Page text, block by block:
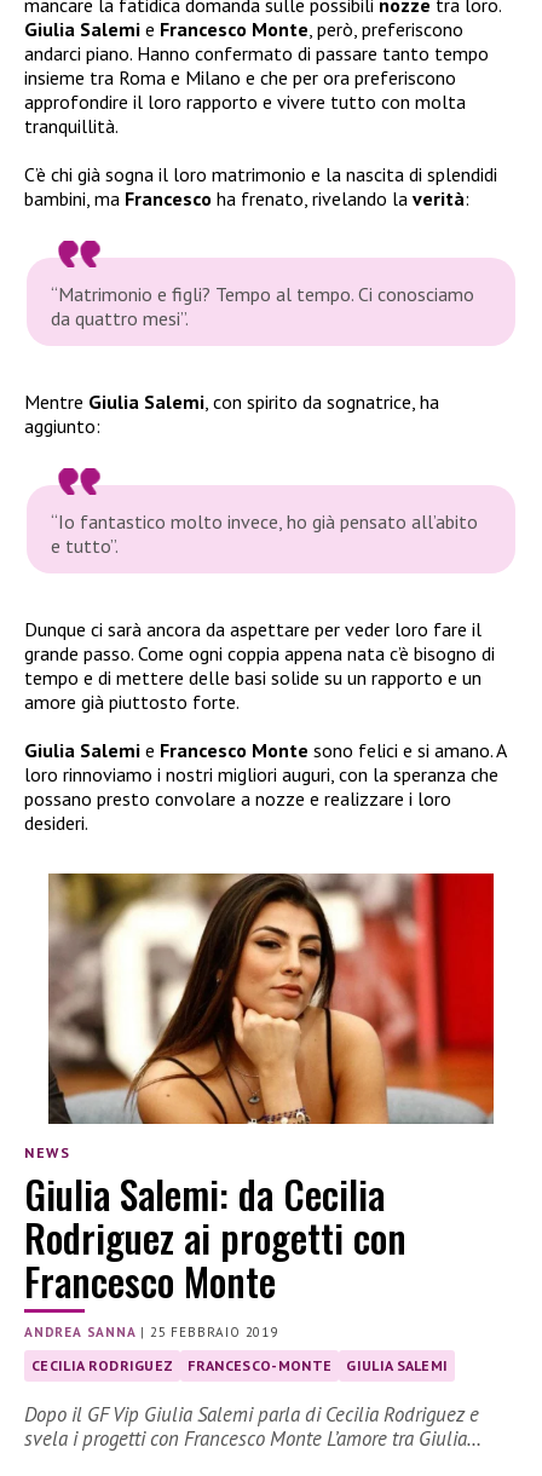
Giulia Salemi e Francesco Monte , però, preferiscono
andarci piano. Hanno confermato di passare tanto tempo
insieme tra Roma e Milano e che per ora preferiscono
approfondire il loro rapporto e vivere tutto con molta
tranquillità.
C’è chi già sogna il loro matrimonio e la nascita di splendidi
bambini, ma Francesco ha frenato, rivelando la verità:
“Matrimonio e figli? Tempo al tempo. Ci conosciamo
da quattro mesi”.
Mentre Giulia Salemi , con spirito da sognatrice, ha
aggiunto:
“Io fantastico molto invece, ho già pensato all’abito
e tutto”.
Dunque ci sarà ancora da aspettare per veder loro fare il
grande passo. Come ogni coppia appena nata c’è bisogno di
tempo e di mettere delle basi solide su un rapporto e un
amore già piuttosto forte.
Giulia Salemi e Francesco Monte sono felici e si amano. A
loro rinnoviamo i nostri migliori auguri, con la speranza che
possano presto convolare a nozze e realizzare i loro
desideri.
NEWS
Giulia Salemi: da Cecilia
Rodriguez ai progetti con
Francesco Monte
ANDREA SANNA |25 FEBBRAIO 2019
CECILIA RODRIGUEZ FRANCESCO-MONTE GIULIA SALEMI
Dopo il GF Vip Giulia Salemi parla di Cecilia Rodriguez e
svela i progetti con Francesco Monte L’amore tra Giulia…